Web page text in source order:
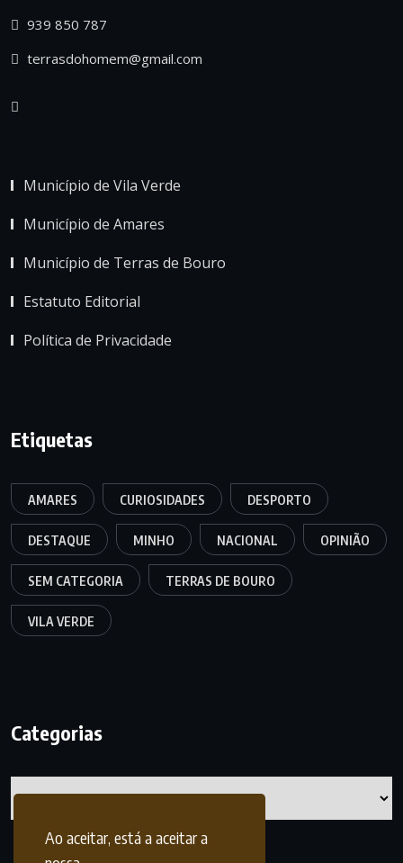
Ao aceitar, está a aceitar a
939 850 787
terrasdohomem@gmail.com
Município de Vila Verde
Município de Amares
Município de Terras de Bouro
Estatuto Editorial
Política de Privacidade
Etiquetas
AMARES CURIOSIDADES DESPORTO
DESTAQUE MINHO NACIONAL OPINIÃO
SEM CATEGORIA TERRAS DE BOURO
VILA VERDE
Categorias